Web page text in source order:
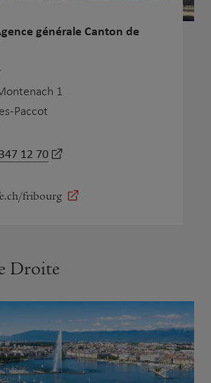
générale Canton de
1
Paccot
12 70
fribourg
Droite